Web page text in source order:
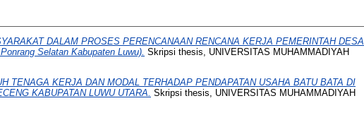
DALAM PROSES PERENCANAAN RENCANA KERJA PEMERINTAH DESA
Selatan Kabupaten Luwu). Skripsi thesis, UNIVERSITAS MUHAMMADIYAH
TENAGA KERJA DAN MODAL TERHADAP PENDAPATAN USAHA BATU BATA DI
KABUPATAN LUWU UTARA.
Skripsi thesis, UNIVERSITAS MUHAMMADIYAH